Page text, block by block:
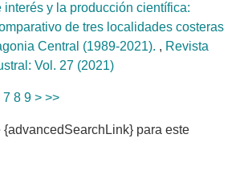
interés y la producción científica:
de tres localidades costeras
Central (1989-2021). , Revista
Vol. 27 (2021)
7 8 9 > >>
{advancedSearchLink} para este